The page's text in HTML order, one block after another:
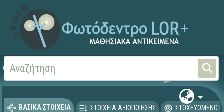
Αρχική Ξένες Γλώσσες -
ΒΑΣΙΚΑ ΣΤΟΙΧΕΙΑ ΣΤΟΙΧΕΙΑ ΑΞΙΟΠΟΙΗΣΗΣ ΣΤΟΧΕΥΟΜΕΝΟ